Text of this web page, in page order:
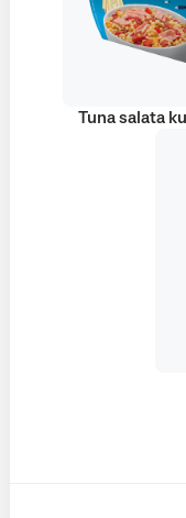
Tuna salata